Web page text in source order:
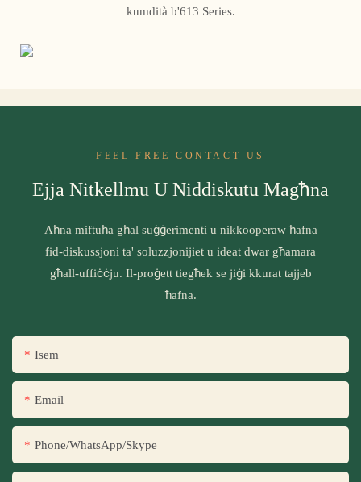
kumdità b'613 Series.
FEEL FREE CONTACT US
Ejja Nitkellmu U Niddiskutu Magħna
Aħna miftuħa għal suġġerimenti u nikkooperaw ħafna
fid-diskussjoni ta' soluzzjonijiet u ideat dwar għamara
għall-uffiċċju. Il-proġett tiegħek se jiġi kkurat tajjeb
ħafna.
Isem
Email
Phone/WhatsApp/Skype